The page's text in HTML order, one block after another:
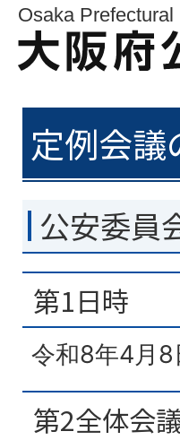
Osaka
定例会
公安委員
第1日時
令和8年4月
第2全体会